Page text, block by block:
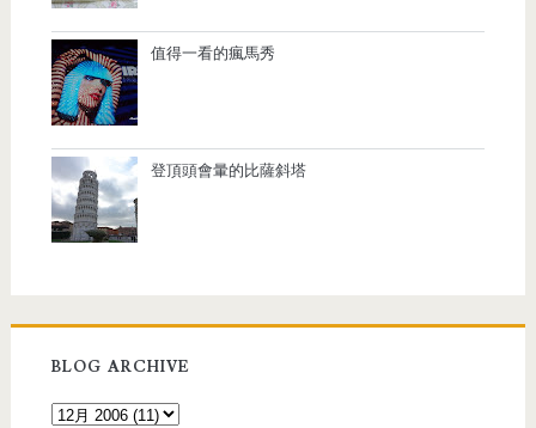
值得一看的瘋馬秀
登頂頭會暈的比薩斜塔
BLOG ARCHIVE